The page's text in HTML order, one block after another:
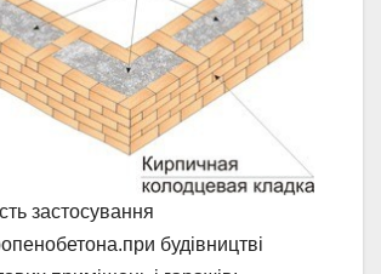
застосування
будівництві